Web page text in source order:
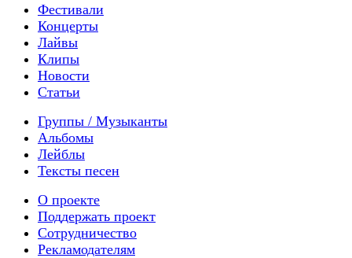
Фестивали
Концерты
Лайвы
Клипы
Новости
Статьи
Группы / Музыканты
Альбомы
Лейблы
Тексты песен
О проекте
Поддержать проект
Сотрудничество
Рекламодателям